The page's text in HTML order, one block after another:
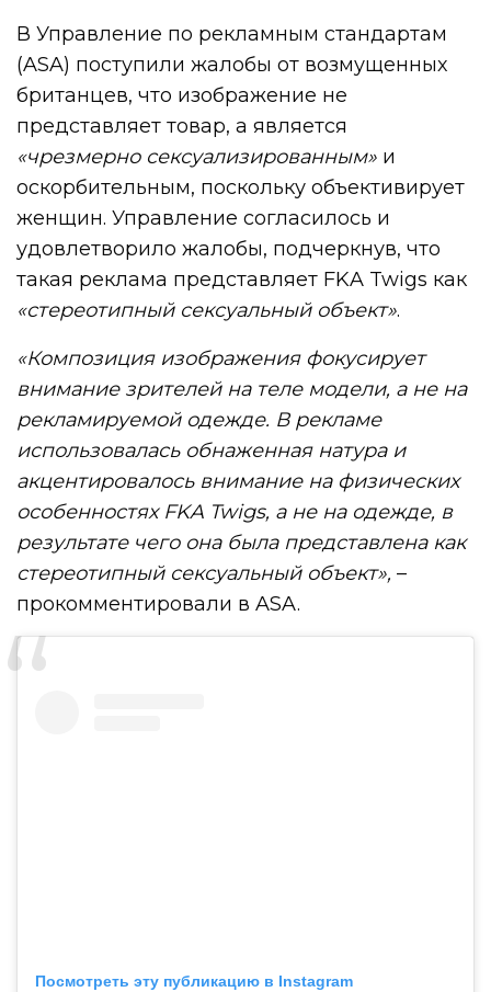
В Управление по рекламным стандартам
(ASA) поступили жалобы от возмущенных
британцев, что изображение не
представляет товар, а является
«чрезмерно сексуализированным» и
оскорбительным, поскольку объективирует
женщин. Управление согласилось и
удовлетворило жалобы, подчеркнув, что
такая реклама представляет FKA Twigs как
«стереотипный сексуальный объект».
«Композиция изображения фокусирует
внимание зрителей на теле модели, а не на
рекламируемой одежде. В рекламе
использовалась обнаженная натура и
акцентировалось внимание на физических
особенностях FKA Twigs, а не на одежде, в
результате чего она была представлена как
стереотипный сексуальный объект», –
прокомментировали в ASA.
Посмотреть эту публикацию в Instagram